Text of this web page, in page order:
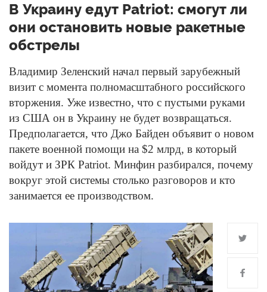
В Украину едут Patriot: смогут ли
они остановить новые ракетные
обстрелы
Владимир Зеленский начал первый зарубежный
визит с момента полномасштабного российского
вторжения. Уже известно, что с пустыми руками
из США он в Украину не будет возвращаться.
Предполагается, что Джо Байден объявит о новом
пакете военной помощи на $2 млрд, в который
войдут и ЗРК Patriot. Минфин разбирался, почему
вокруг этой системы столько разговоров и кто
занимается ее производством.